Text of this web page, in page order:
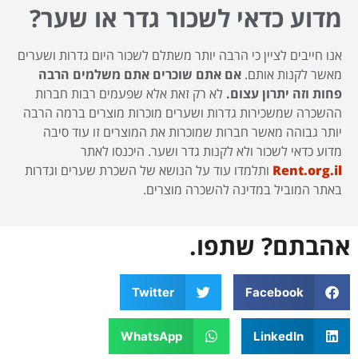
מדוע כדאי לשכור גדר או שער?
אנו חייבים לציין כי הרבה יותר משתלם לשכור היום גדרות ושערים
מאשר לקנות אותם. אם אתם שוכרים אתם משלמים הרבה
פחות וזה יתרון עצום. לא רק זאת אלא שפעמים רבות חברות
ההשכרה שמשכירות גדרות ושערים מוכרות מוצרים ברמה הרבה
יותר גבוהה מאשר חברות שמוכרות את המוצרים זו עוד סיבה
מדוע כדאי לשכור ולא לקנות גדר ושער. היכנסו לאתר
Rent.org.il
ותלמדו עוד על הנושא של השכרת שערים וגדרות
באתר המוביל במדינה להשכרה מוצרים.
אהבתם? שתפו.
Facebook
Twitter
LinkedIn
WhatsApp